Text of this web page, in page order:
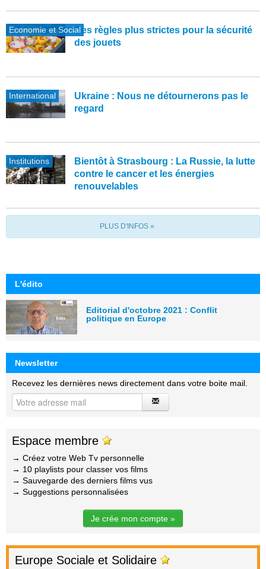
Economie et SocialDes règles plus strictes pour la sécurité
des jouets
International
Ukraine : Nous ne détournerons pas le
regard
Institutions
Bientôt à Strasbourg : La Russie, la lutte
contre le cancer et les énergies
renouvelables
PLUS D'INFOS »
L'édito
Editorial d'octobre 2021 : Conflit
politique en Europe
Newsletter
Recevez les dernières news directement dans votre boite mail.
Espace membre
→ Créez votre Web Tv personnelle
→ 10 playlists pour classer vos films
→ Sauvegarde des derniers films vus
→ Suggestions personnalisées
Je crée mon compte »
Europe Sociale et Solidaire